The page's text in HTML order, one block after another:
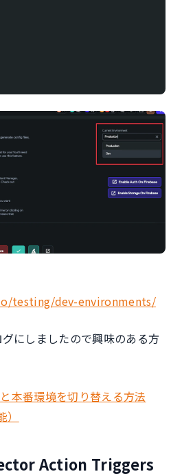
testing/dev-environments/
にしましたので興味のある方
本番環境を切り替える方法
Action Triggers